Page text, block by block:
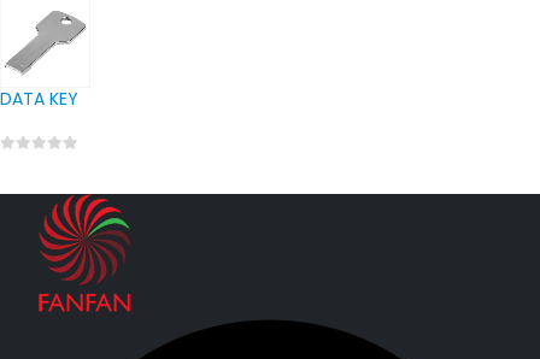
DATA KEY